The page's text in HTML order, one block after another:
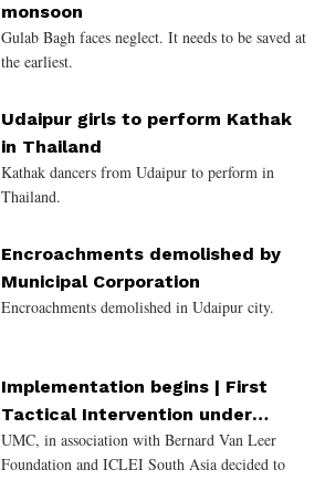
monsoon
Gulab Bagh faces neglect. It needs to be saved at
the earliest.
Udaipur girls to perform Kathak
in Thailand
Kathak dancers from Udaipur to perform in
Thailand.
Encroachments demolished by
Municipal Corporation
Encroachments demolished in Udaipur city.
Implementation begins | First
Tactical Intervention under
Urban95 program for Udaipur –
Vidhyabhawan
UMC, in association with Bernard Van Leer
Foundation and ICLEI South Asia decided to